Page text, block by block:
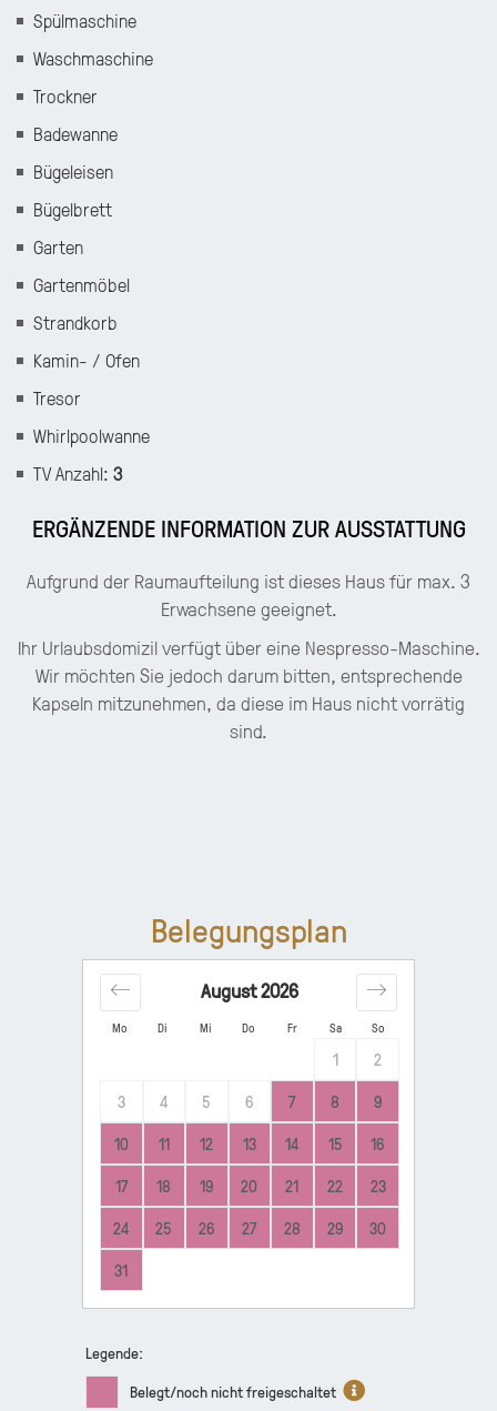
Spülmaschine
Waschmaschine
Trockner
Badewanne
Bügeleisen
Bügelbrett
Garten
Gartenmöbel
Strandkorb
Kamin- / Ofen
Tresor
Whirlpoolwanne
TV Anzahl: 3
ERGÄNZENDE INFORMATION ZUR AUSSTATTUNG
Aufgrund der Raumaufteilung ist dieses Haus für max. 3
Erwachsene geeignet.
Ihr Urlaubsdomizil verfügt über eine Nespresso-Maschine.
Wir möchten Sie jedoch darum bitten, entsprechende
Kapseln mitzunehmen, da diese im Haus nicht vorrätig
sind.
Belegungsplan
Mo Di Mi Do Fr Sa So
August2026
1
2
3
4 5 6 7 8
9
10
11 12 13 14 15
16
17
18 19 20 21 22
23
24
25 26 27 28 29
30
31
Legende:
Belegt/noch nicht freigeschaltet